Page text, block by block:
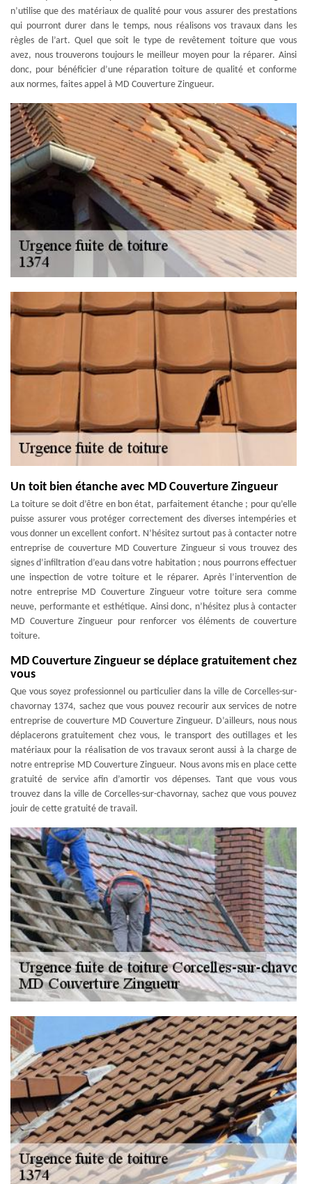
n’utilise que des matériaux de qualité pour vous assurer des prestations
qui pourront durer dans le temps, nous réalisons vos travaux dans les
règles de l’art. Quel que soit le type de revêtement toiture que vous
avez, nous trouverons toujours le meilleur moyen pour la réparer. Ainsi
donc, pour bénéficier d’une réparation toiture de qualité et conforme
aux normes, faites appel à MD Couverture Zingueur.
Un toit bien étanche avec MD Couverture Zingueur
La toiture se doit d’être en bon état, parfaitement étanche ; pour qu’elle
puisse assurer vous protéger correctement des diverses intempéries et
vous donner un excellent confort. N’hésitez surtout pas à contacter notre
entreprise de couverture MD Couverture Zingueur si vous trouvez des
signes d’infiltration d’eau dans votre habitation ; nous pourrons effectuer
une inspection de votre toiture et le réparer. Après l’intervention de
notre entreprise MD Couverture Zingueur votre toiture sera comme
neuve, performante et esthétique. Ainsi donc, n’hésitez plus à contacter
MD Couverture Zingueur pour renforcer vos éléments de couverture
toiture.
MD Couverture Zingueur se déplace gratuitement chez
vous
Que vous soyez professionnel ou particulier dans la ville de Corcelles-sur-
chavornay 1374, sachez que vous pouvez recourir aux services de notre
entreprise de couverture MD Couverture Zingueur. D’ailleurs, nous nous
déplacerons gratuitement chez vous, le transport des outillages et les
matériaux pour la réalisation de vos travaux seront aussi à la charge de
notre entreprise MD Couverture Zingueur. Nous avons mis en place cette
gratuité de service afin d’amortir vos dépenses. Tant que vous vous
trouvez dans la ville de Corcelles-sur-chavornay, sachez que vous pouvez
jouir de cette gratuité de travail.